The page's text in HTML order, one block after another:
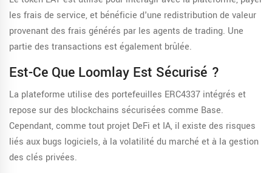
les frais de service, et bénéficie d'une redistribution de valeur
provenant des frais générés par les agents de trading. Une
partie des transactions est également brûlée.
Est-Ce Que Loomlay Est Sécurisé ?
La plateforme utilise des portefeuilles ERC4337 intégrés et
repose sur des blockchains sécurisées comme Base.
Cependant, comme tout projet DeFi et IA, il existe des risques
liés aux bugs logiciels, à la volatilité du marché et à la gestion
des clés privées.